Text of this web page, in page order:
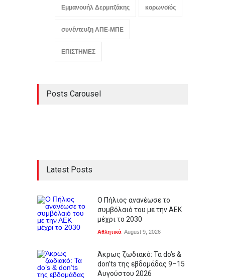
Εμμανουήλ Δερμιτζάκης κορωνοϊός
συνέντευξη ΑΠΕ-ΜΠΕ
ΕΠΙΣΤΗΜΕΣ
Posts Carousel
Latest Posts
Ο Πήλιος ανανέωσε το
συμβόλαιό του με την ΑΕΚ
μέχρι το 2030
Αθλητικά August 9, 2026
Άκρως ζωδιακό: Τα do’s &
don’ts της εβδομάδας 9–15
Αυγούστου 2026